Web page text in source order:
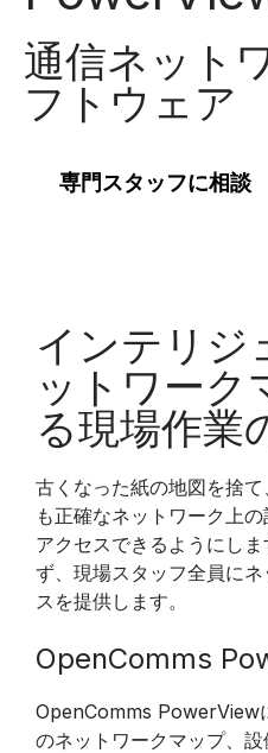
通信ネット
フトウェア
専門スタッフに相談
インテリジ
ットワーク
る現場作業
古くなった紙の地図を捨
も正確なネットワーク上
アクセスできるようにし
ず、現場スタッフ全員に
スを提供します。
OpenComms
OpenComms PowerView
のネットワークマップ、